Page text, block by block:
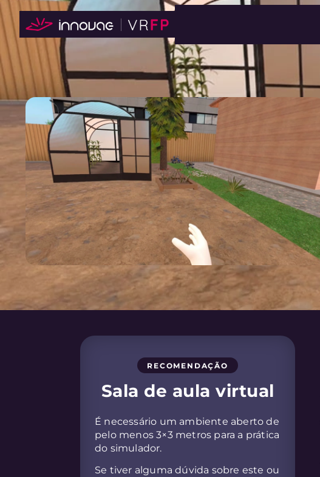
RECOMENDAÇÃO
Sala de aula virtual
É necessário um ambiente aberto de
pelo menos 3×3 metros para a prática
do simulador.
Se tiver alguma dúvida sobre este ou